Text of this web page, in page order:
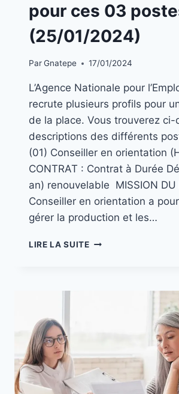
pour ces 03
(25/01/2024)
ParGnatepe 17/01/2024
L’Agence Nationale pour
recrute plusieurs profils pour
de la place. Vous trouverez ci-
descriptions des différents
(01) Conseiller en orientation
CONTRAT : Contrat à Durée
an) renouvelable MISSION DU
Conseiller en orientation a
gérer la production et les…
LIRE LA SUITE